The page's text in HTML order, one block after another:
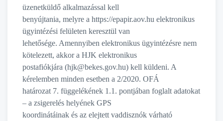
üzenetküldő alkalmazással kell
benyújtania, melyre a https://epapir.aov.hu elektronikus
ügyintézési felületen keresztül van
lehetősége. Amennyiben elektronikus ügyintézésre nem
kötelezett, akkor a HJK elektronikus
postafiókjára (hjk@bekes.gov.hu) kell küldeni. A
kérelemben minden esetben a 2/2020. OFÁ
határozat 7. függelékének 1.1. pontjában foglalt adatokat
– a zsigerelés helyének GPS
koordinátáinak és az elejtett vaddisznók várható